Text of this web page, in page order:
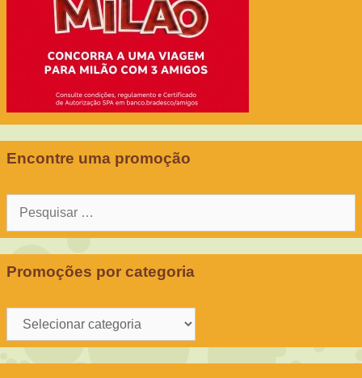
Encontre uma promoção
Pesquisar
Promoções por categoria
Promoções
por